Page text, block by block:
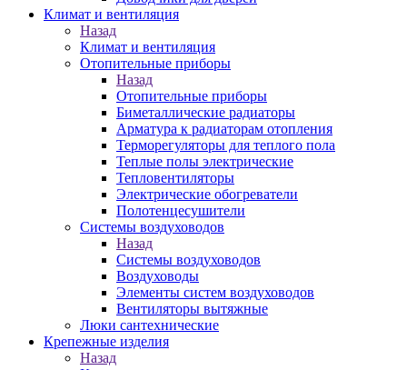
Климат и вентиляция
Назад
Климат и вентиляция
Отопительные приборы
Назад
Отопительные приборы
Биметаллические радиаторы
Арматура к радиаторам отопления
Терморегуляторы для теплого пола
Теплые полы электрические
Тепловентиляторы
Электрические обогреватели
Полотенцесушители
Системы воздуховодов
Назад
Системы воздуховодов
Воздуховоды
Элементы систем воздуховодов
Вентиляторы вытяжные
Люки сантехнические
Крепежные изделия
Назад